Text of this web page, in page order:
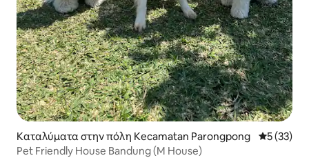
Καταλύματα στην πόλη Kecamatan Parongpong Μέση
5 (33)
Pet Friendly House Bandung (M House)